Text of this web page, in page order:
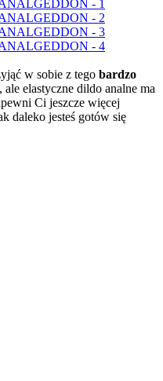
w sobie z tego bardzo
ale elastyczne dildo analne ma
Ci jeszcze więcej
daleko jesteś gotów się